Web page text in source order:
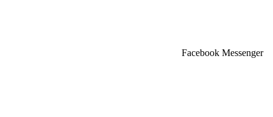
Facebook Messenger